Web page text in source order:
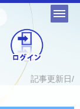
記事更新日/